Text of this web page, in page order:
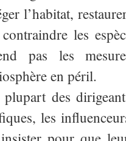
l’habitat,
les
pas les
en péril.
des
les